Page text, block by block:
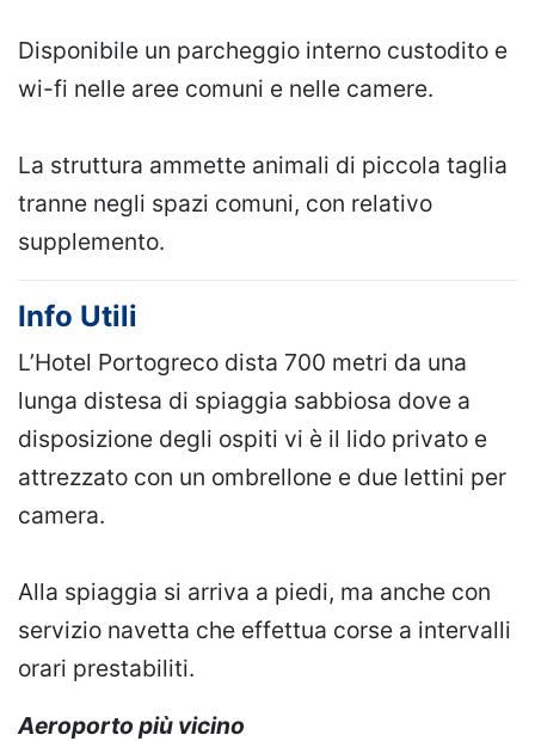
Disponibile un parcheggio interno custodito e
wi-fi nelle aree comuni e nelle camere.
La struttura ammette animali di piccola taglia
tranne negli spazi comuni, con relativo
supplemento.
Info Utili
L’Hotel Portogreco dista 700 metri da una
lunga distesa di spiaggia sabbiosa dove a
disposizione degli ospiti vi è il lido privato e
attrezzato con un ombrellone e due lettini per
camera.
Alla spiaggia si arriva a piedi, ma anche con
servizio navetta che effettua corse a intervalli
orari prestabiliti.
Aeroporto più vicino